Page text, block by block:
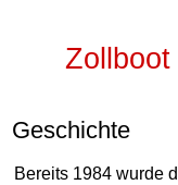
Geschichte
Bereits 1984 wurde